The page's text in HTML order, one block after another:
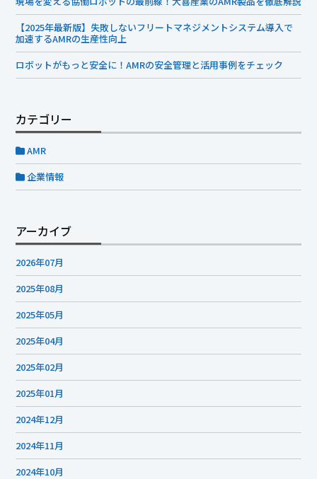
【2025年最新版】失敗しないフリートマネジメントシステム導入で
加速するAMRの生産性向上
ロボットがもっと安全に！AMRの安全管理と活用事例をチェック
カテゴリー
AMR
企業情報
アーカイブ
2026年07月
2025年08月
2025年05月
2025年04月
2025年02月
2025年01月
2024年12月
2024年11月
2024年10月